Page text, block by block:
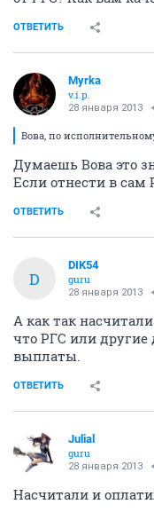
ОТВЕТИТЬ
Myrka
v.i.p.
28 января 2013
Вова, по
Думаешь Вова это
Если отнести в сам
ОТВЕТИТЬ
D
DIK54
guru
28 января 2013
А как так
что РГС или
выплаты.
ОТВЕТИТЬ
Julial
guru
28 января 2013
Насчитали и